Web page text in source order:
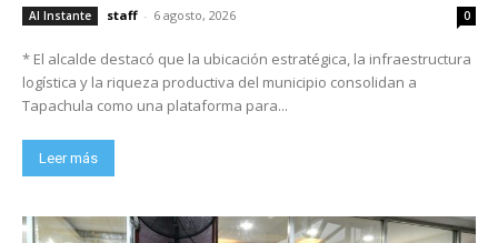
Al Instante staff - 6 agosto, 2026 0
* El alcalde destacó que la ubicación estratégica, la infraestructura
logística y la riqueza productiva del municipio consolidan a
Tapachula como una plataforma para...
Leer más